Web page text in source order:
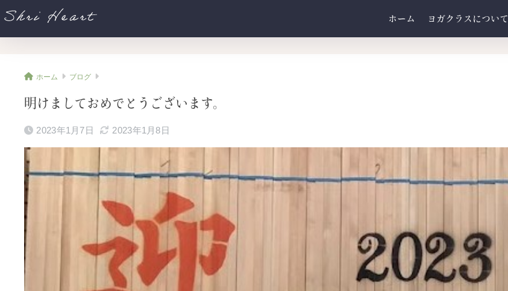
Shri Heart ホーム ヨガクラスについて
ホーム ブログ
明けましておめでとうございます。
2023年1月7日 2023年1月8日